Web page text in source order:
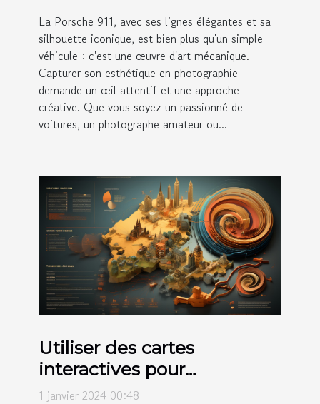
La Porsche 911, avec ses lignes élégantes et sa
silhouette iconique, est bien plus qu'un simple
véhicule : c'est une œuvre d'art mécanique.
Capturer son esthétique en photographie
demande un œil attentif et une approche
créative. Que vous soyez un passionné de
voitures, un photographe amateur ou...
Utiliser des cartes
interactives pour
l'éducation géographique
1 janvier 2024 00:48